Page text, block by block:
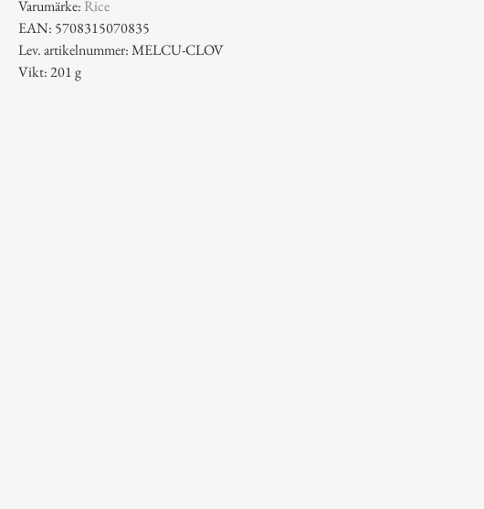
Varumärke: Rice
EAN: 5708315070835
Lev. artikelnummer: MELCU-CLOV
Vikt: 201 g